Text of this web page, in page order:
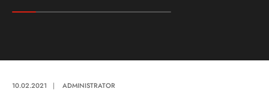
10.02.2021 | ADMINISTRATOR